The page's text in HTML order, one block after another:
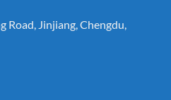
Road, Jinjiang, Chengdu,